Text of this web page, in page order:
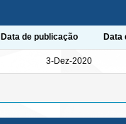
Data de publicação Data
3-Dez-2020